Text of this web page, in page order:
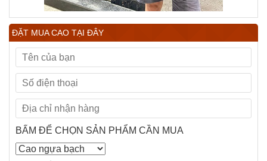
ĐẶT MUA CAO TẠI ĐÂY
BẤM ĐỂ CHỌN SẢN PHẨM CẦN MUA